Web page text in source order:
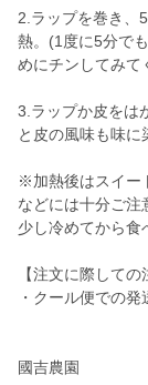
2.ラップを巻き、
熱。(1度に5分で
めにチンしてみて
3.ラップか皮をは
と皮の風味も味に
※加熱後はスイー
などには十分ご注
少し冷めてから食
【注文に際しての
・クール便での発
國吉農園